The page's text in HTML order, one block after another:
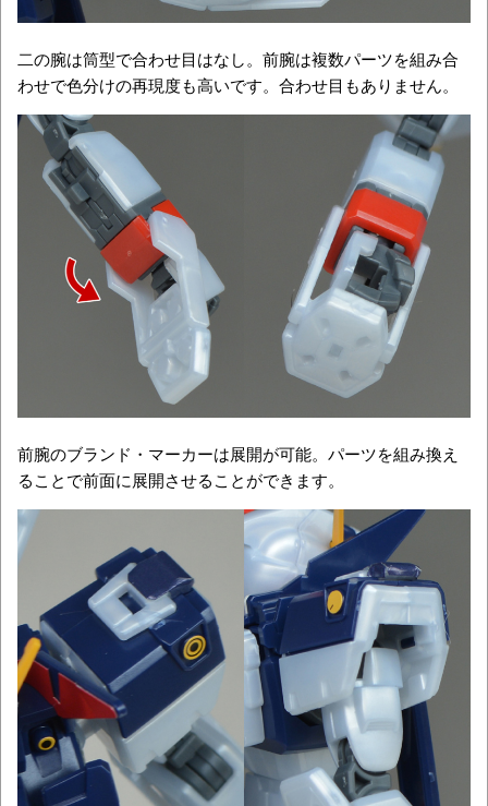
二の腕は筒型で合わせ目はなし。前腕は複数パーツを組み合
わせで色分けの再現度も高いです。合わせ目もありません。
前腕のブランド・マーカーは展開が可能。パーツを組み換え
ることで前面に展開させることができます。